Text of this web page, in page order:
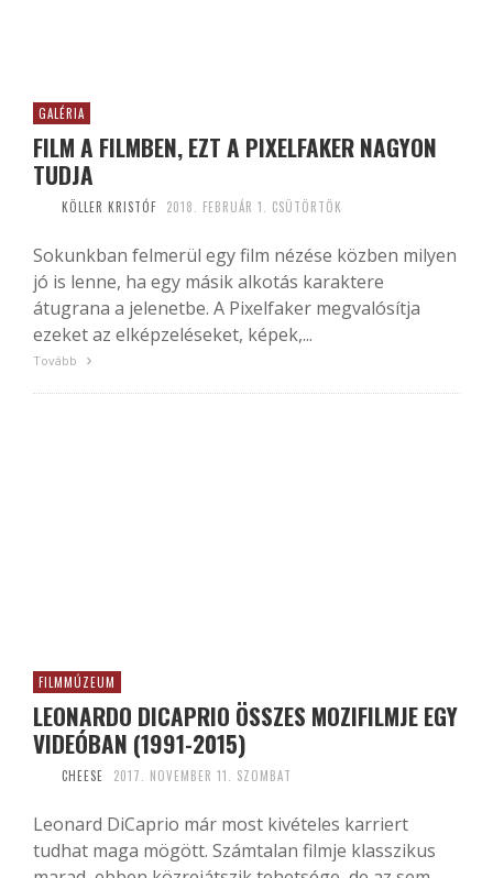
GALÉRIA
FILM A FILMBEN, EZT A PIXELFAKER NAGYON
TUDJA
KÖLLER KRISTÓF 2018. FEBRUÁR 1. CSÜTÖRTÖK
Sokunkban felmerül egy film nézése közben milyen
jó is lenne, ha egy másik alkotás karaktere
átugrana a jelenetbe. A Pixelfaker megvalósítja
ezeket az elképzeléseket, képek,...
Tovább
FILMMÚZEUM
LEONARDO DICAPRIO ÖSSZES MOZIFILMJE EGY
VIDEÓBAN (1991-2015)
CHEESE 2017. NOVEMBER 11. SZOMBAT
Leonard DiCaprio már most kivételes karriert
tudhat maga mögött. Számtalan filmje klasszikus